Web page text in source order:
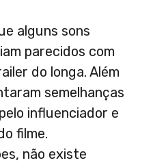
alguns sons
parecidos com
do longa. Além
semelhanças
influenciador e
filme.
não existe